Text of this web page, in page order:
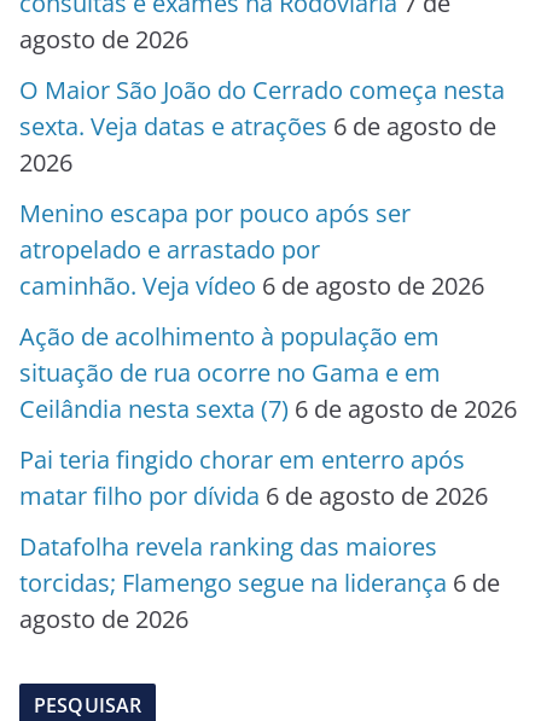
agosto de 2026
O Maior São João do Cerrado começa nesta
sexta. Veja datas e atrações 6 de agosto de
2026
Menino escapa por pouco após ser
atropelado e arrastado por
caminhão. Veja vídeo 6 de agosto de 2026
Ação de acolhimento à população em
situação de rua ocorre no Gama e em
Ceilândia nesta sexta (7) 6 de agosto de 2026
Pai teria fingido chorar em enterro após
matar filho por dívida 6 de agosto de 2026
Datafolha revela ranking das maiores
torcidas; Flamengo segue na liderança 6 de
agosto de 2026
PESQUISAR